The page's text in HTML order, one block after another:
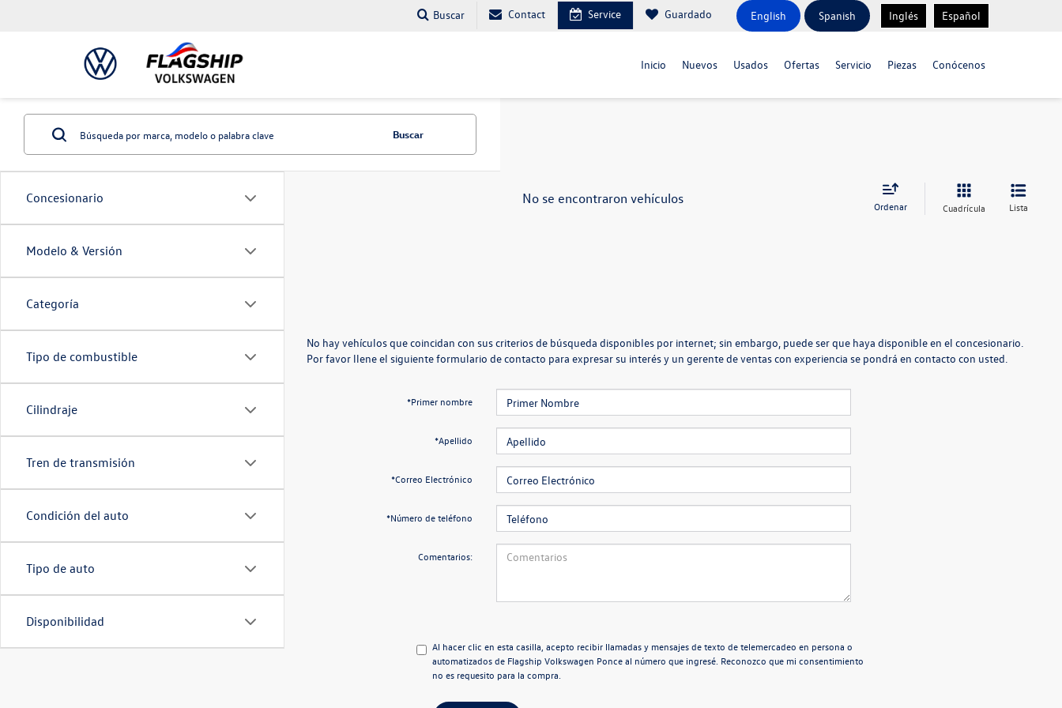
Buscar Contact Service Guardado English Spanish Inglés Español
Inicio Nuevos Usados Ofertas Servicio Piezas Conócenos
Concesionario
Modelo & Versión
Categoría
Tipo de combustible
Cilindraje
Tren de transmisión
Condición del auto
Tipo de auto
Disponibilidad
Buscar
No se encontraron vehículos Ordenar Cuadrícula Lista
No hay vehículos que coincidan con sus criterios de búsqueda disponibles por internet; sin embargo, puede ser que haya disponible en el concesionario.
Por favor llene el siguiente formulario de contacto para expresar su interés y un gerente de ventas con experiencia se pondrá en contacto con usted.
*Primer nombre
*Apellido
*Correo Electrónico
*Número de teléfono
Comentarios:
Al hacer clic en esta casilla, acepto recibir llamadas y mensajes de texto de telemercadeo en persona o
automatizados de Flagship Volkswagen Ponce al número que ingresé. Reconozco que mi consentimiento
no es requesito para la compra.